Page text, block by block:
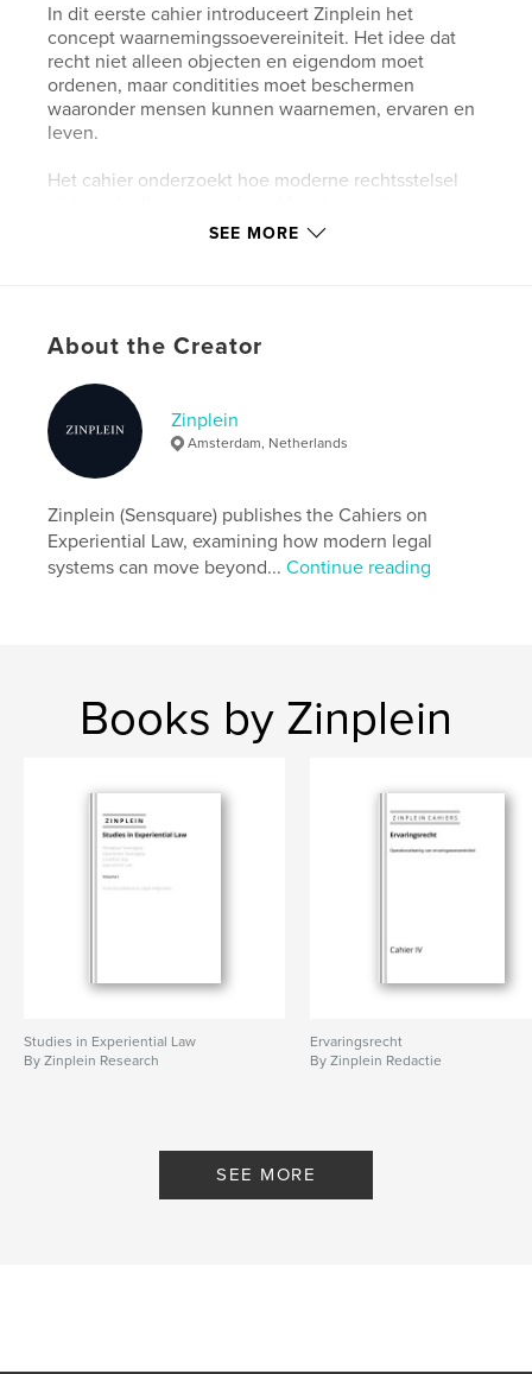
In dit eerste cahier introduceert Zinplein het
concept waarnemingssoevereiniteit. Het idee dat
recht niet alleen objecten en eigendom moet
ordenen, maar conditities moet beschermen
waaronder mensen kunnen waarnemen, ervaren en
leven.
Het cahier onderzoekt hoe moderne rechtsstelsel
hoe een verschuiving naar ervaring en waarneming
Author website
Features & Details
Primary Category:
Additional Categories Political Science
Project Option:6×9 in, 15×23 cm
# of Pages: 36
Language
Dutch
Keywords
SEE MORE
About the Creator
Zinplein
Amsterdam, Netherlands
Zinplein (Sensquare) publishes the Cahiers on
Experiential Law, examining how modern legal
systems can move beyond...Continue reading
Books by Zinplein
Studies in Experiential Law
By Zinplein Research
Ervaringsrecht
By Zinplein Redactie
SEE MORE